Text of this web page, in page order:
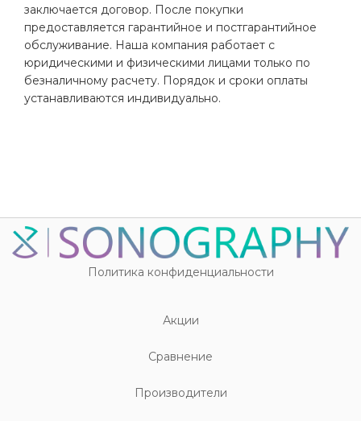
заключается договор. После покупки
предоставляется гарантийное и постгарантийное
обслуживание. Наша компания работает с
юридическими и физическими лицами только по
безналичному расчету. Порядок и сроки оплаты
устанавливаются индивидуально.
Политика конфиденциальности
Акции
Cравнение
Производители